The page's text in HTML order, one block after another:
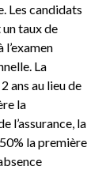
Les candidats
taux de
l’examen
La
ans au lieu de
la
l’assurance, la
la première